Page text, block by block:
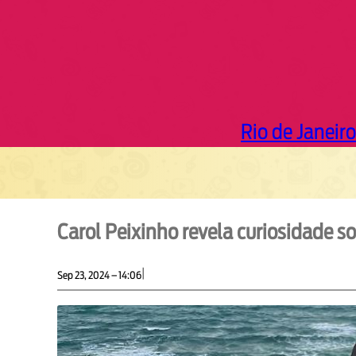
Rio de Janeiro
Carol Peixinho revela curiosidade
Sep 23, 2024 – 14:06